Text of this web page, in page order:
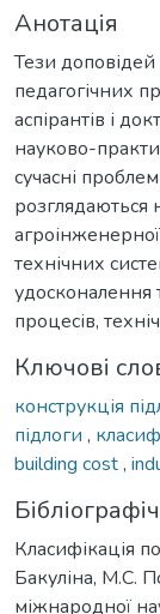
Анотація
Тези
педагогічних
аспірантів і
науково-
сучасні
розглядаються
технічних
удосконалення
процесів,
Ключові
конструкція
підлоги ,
building cost,
Класифікація
Бакуліна, М.С.
міжнародної